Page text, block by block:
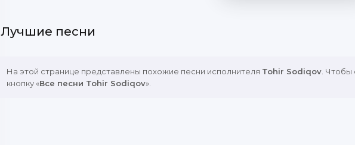
Лучшие песни
На этой странице представлены похожие песни исполнителя Tohir Sodiqov .
кнопку «Все песни Tohir Sodiqov».